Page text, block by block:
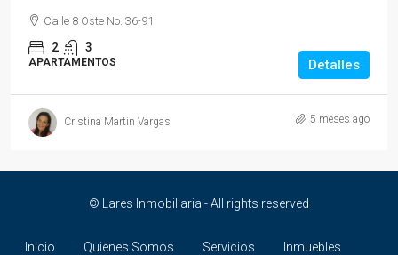
Calle 8 Oste No. 36-91
2 3
APARTAMENTOS Detalles
Cristina Martin Vargas 5 meses ago
© Lares Inmobiliaria - All rights reserved
Inicio Quienes Somos Servicios Inmuebles